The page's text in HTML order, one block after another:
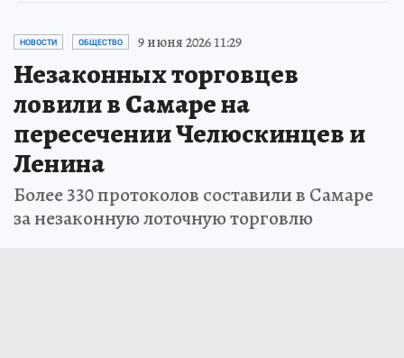
НОВОСТИ ОБЩЕСТВО 9 июня 2026 11:29
Незаконных торговцев
ловили в Самаре на
пересечении Челюскинцев и
Ленина
Более 330 протоколов составили в Самаре
за незаконную лоточную торговлю